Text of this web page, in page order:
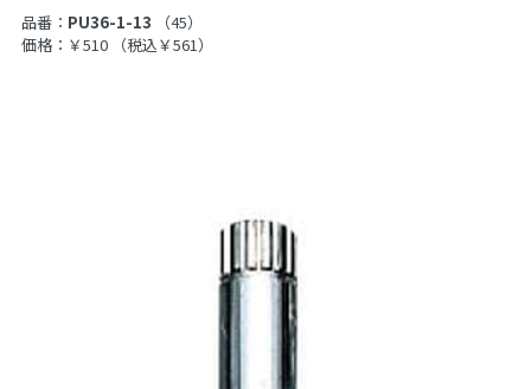
品番： PU36-1-13
（45）
価格：￥510
（税込￥561）